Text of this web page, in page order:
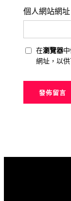
個人網站網址
在瀏覽器
網址，以